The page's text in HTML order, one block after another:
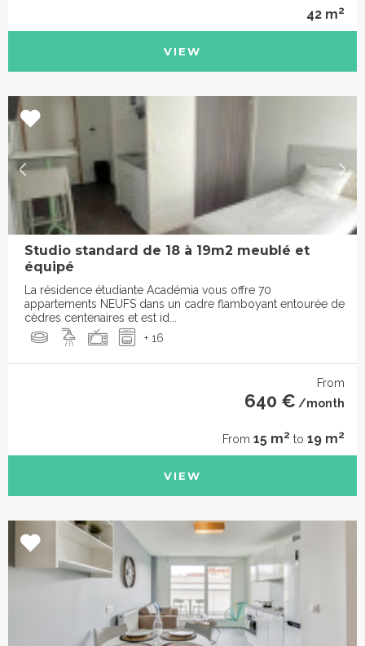
42 m2
VIEW
Studio standard de 18 à 19m2 meublé et
équipé
La résidence étudiante Académia vous offre 70
appartements NEUFS dans un cadre flamboyant entourée de
cèdres centenaires et est id...
+ 16
From
640 € /month
From 15 m2 to 19 m2
VIEW